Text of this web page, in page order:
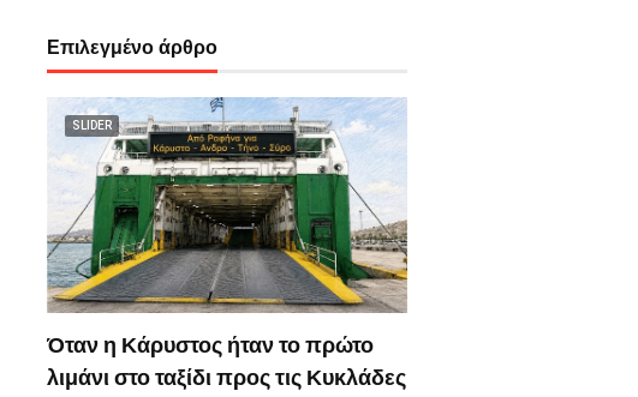
Επιλεγμένο άρθρο
SLIDER
Όταν η Κάρυστος ήταν το πρώτο
λιμάνι στο ταξίδι προς τις Κυκλάδες